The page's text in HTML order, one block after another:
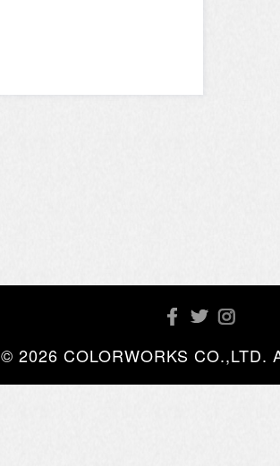
© 2026 COLORWORKS CO.,LTD.